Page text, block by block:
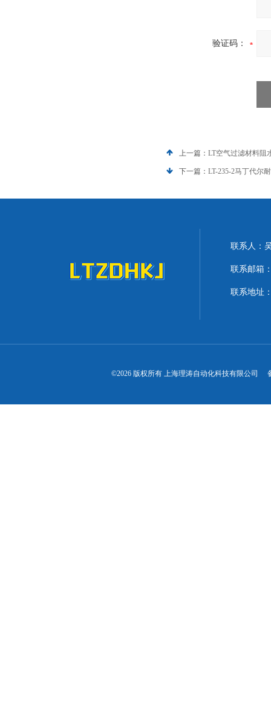
验证码：
上一篇： LT空气过滤材料阻
下一篇： LT-235-2马丁代尔
联系人：
联系邮箱
联系地址
©2026 版权所有 上海理涛自动化科技有限公司